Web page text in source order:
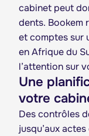
cabinet peut
dents. Bookem
et comptes sur
en Afrique du
l’attention sur
Une
votre
Des contrôles
jusqu’aux